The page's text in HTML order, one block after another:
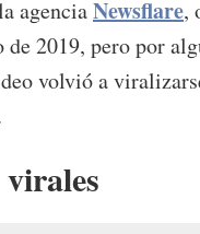
agenciaNewsflare,
2019, pero por
volvió a